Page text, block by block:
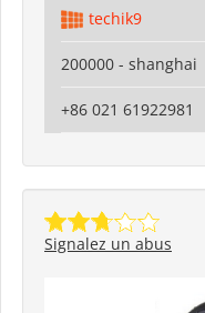
techik9
200000 - shanghai
+86 021 61922981
Signalez un abus